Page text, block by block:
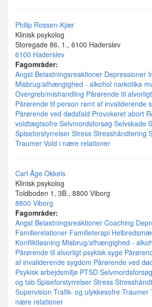
Philip Rossen-Kjær
Klinisk psykolog
Storegade 86, 1., 6100 Haderslev
6100 Haderslev
Fagområder:
Angst Belastningsreaktioner Depressioner
Misbrug/afhængighed - alkohol narkotika
Overgreb/mishandling Pårørende til
Pårørende til person ramt af invaliderende
Pårørende ved dødsfald Provokeret abort
voldtægtsofre Selvmordsforsøg Selvskade
Spiseforstyrrelser Stress Stresshåndtering
Traumer Vold i nære relationer
Carl Åge Okkels
Klinisk psykolog
Toldboden 1, 3B., 8800 Viborg
8800 Viborg
Fagområder:
Angst Belastningsreaktioner Coaching
Familierelationer Familieterapi
Konfliktløsning Misbrug/afhængighed -
Pårørende til alvorligt psykisk syge
af invaliderende sygdom Pårørende ved
Psykisk arbejdsmiljø PTSD Selvmordsforsøg
og tab Spiseforstyrrelser Stress
Supervision Trafik- og ulykkesofre Traumer
nære relationer